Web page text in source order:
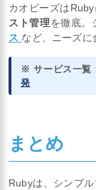
カオピーズはRuby
スト管理を徹底。
ス など、ニーズに
※ サービス一覧
発
まとめ
Rubyは、シンプ